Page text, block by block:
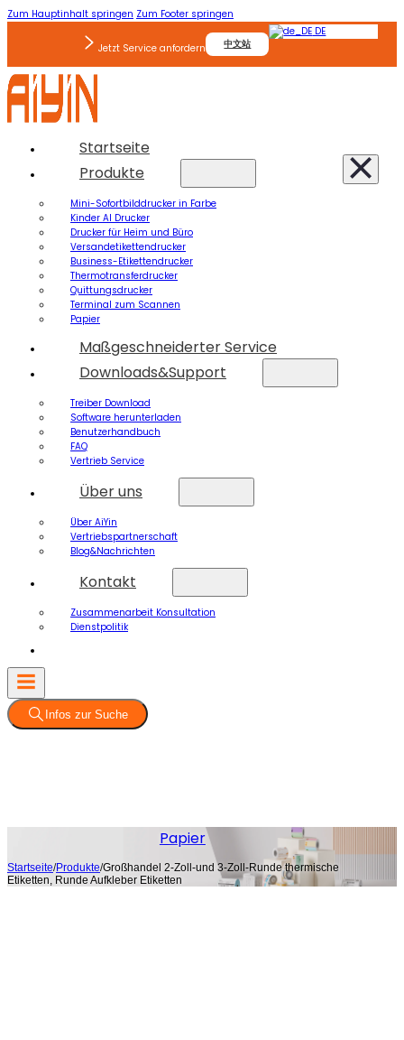
Zum Hauptinhalt springen Zum Footer springen
Jetzt Service anfordern 中文站
DE
Startseite
Produkte
Mini-Sofortbilddrucker in Farbe
Kinder AI Drucker
Drucker für Heim und Büro
Versandetikettendrucker
Business-Etikettendrucker
Thermotransferdrucker
Quittungsdrucker
Terminal zum Scannen
Papier
Maßgeschneiderter Service
Downloads&Support
Treiber Download
Software herunterladen
Benutzerhandbuch
FAQ
Vertrieb Service
Über uns
Über AiYin
Vertriebspartnerschaft
Blog&Nachrichten
Kontakt
Zusammenarbeit Konsultation
Dienstpolitik
Infos zur Suche
Papier
Startseite/Produkte/Großhandel 2-Zoll-und 3-Zoll-Runde thermische
Etiketten, Runde Aufkleber Etiketten